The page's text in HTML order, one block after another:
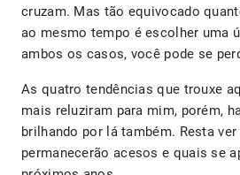
cruzam. Mas tão equivocado
ao mesmo tempo é escolher uma
ambos os casos, você pode se
As quatro tendências que trouxe
mais reluziram para mim, porém,
brilhando por lá também. Resta
permanecerão acesos e quais se